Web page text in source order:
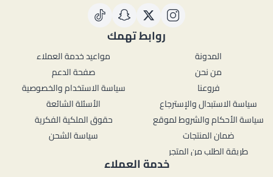
روابط تهمك
المدونة
من نحن
فروعنا
سياسة الاستبدال والإسترجاع
سياسة الأحكام والشروط لموقع
ضمان المنتجات
طريقة الطلب من المتجر
مواعيد خدمة العملاء
صفحة الدعم
سياسة الاستخدام والخصوصية
الأسئلة الشائعة
حقوق الملكية الفكرية
سياسة الشحن
خدمة العملاء